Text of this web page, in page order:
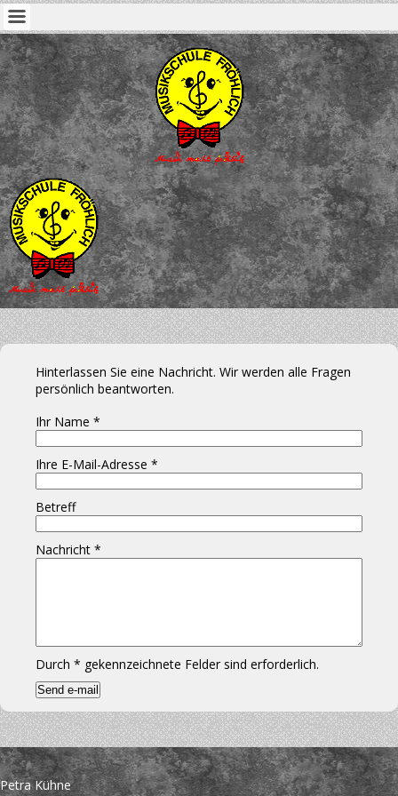
Hinterlassen Sie eine Nachricht. Wir werden alle Fragen
persönlich beantworten.
Ihr Name *
Ihre E-Mail-Adresse *
Betreff
Nachricht *
Durch * gekennzeichnete Felder sind erforderlich.
Petra Kühne